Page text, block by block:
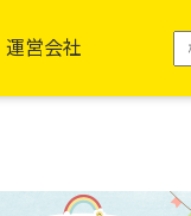
運営会社